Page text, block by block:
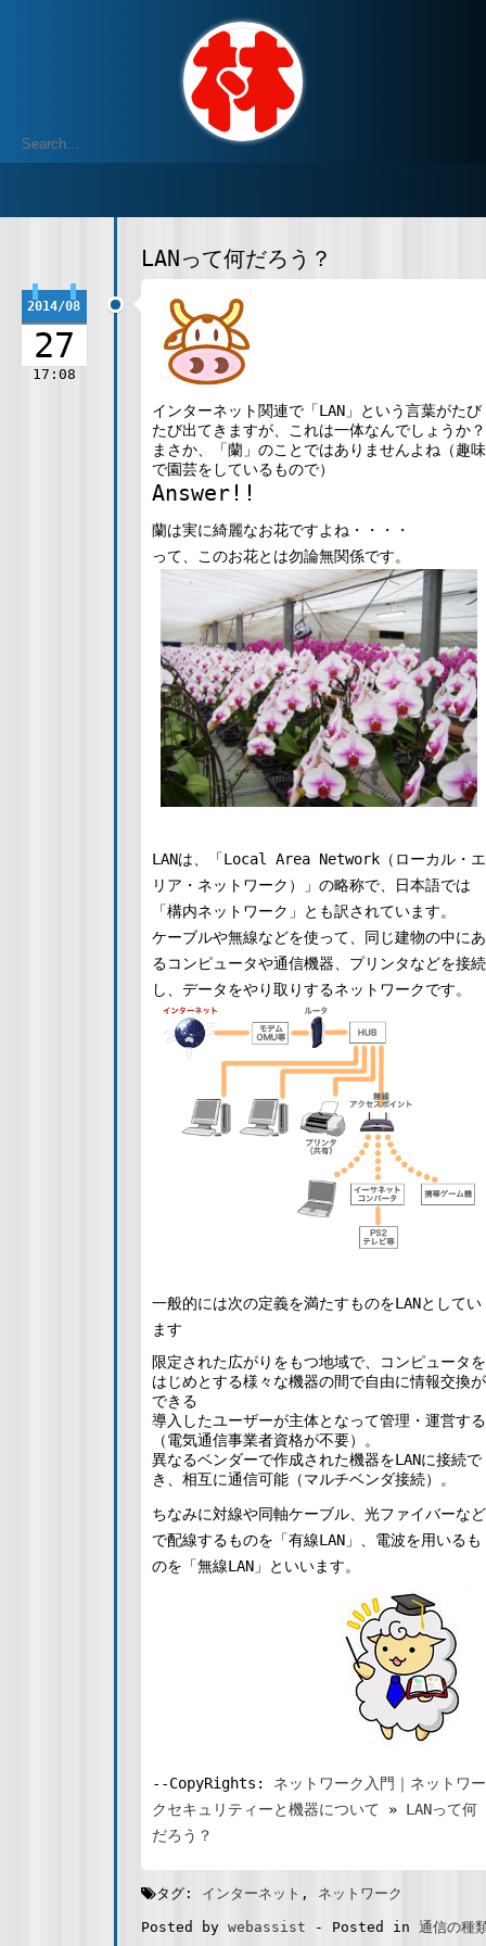
LANって何だろう？
2014/08
27
17:08
インターネット関連で「LAN」という言葉がたび
たび出てきますが、これは一体なんでしょうか？
まさか、「蘭」のことではありませんよね（趣味
で園芸をしているもので）
Answer!!
蘭は実に綺麗なお花ですよね・・・・
って、このお花とは勿論無関係です。
LANは、「Local Area Network（ローカル・エ
リア・ネットワーク）」の略称で、日本語では
「構内ネットワーク」とも訳されています。
ケーブルや無線などを使って、同じ建物の中にあ
るコンピュータや通信機器、プリンタなどを接続
し、データをやり取りするネットワークです。
一般的には次の定義を満たすものをLANとしてい
ます
限定された広がりをもつ地域で、コンピュータを
はじめとする様々な機器の間で自由に情報交換が
できる
導入したユーザーが主体となって管理・運営する
（電気通信事業者資格が不要）。
異なるベンダーで作成された機器をLANに接続で
き、相互に通信可能（マルチベンダ接続）。
ちなみに対線や同軸ケーブル、光ファイバーなど
で配線するものを「有線LAN」、電波を用いるも
のを「無線LAN」といいます。
--CopyRights: ネットワーク入門｜ネットワー
クセキュリティーと機器について » LANって何
だろう？
タグ: インターネット , ネットワーク
Posted by webassist - Posted in 通信の種